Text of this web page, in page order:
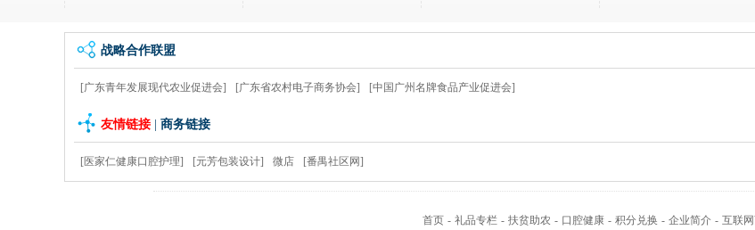
战略合作联盟
[广东青年发展现代农业促进会] [广东省农村电子商务协会] [中国广州名牌食品产业促进会]
友情链接 商务链接
[医家仁健康口腔护理] [元芳包装设计] 微店 [番禺社区网]
首页 - 礼品专栏 - 扶贫助农 - 口腔健康 - 积分兑换 - 企业简介 - 互联